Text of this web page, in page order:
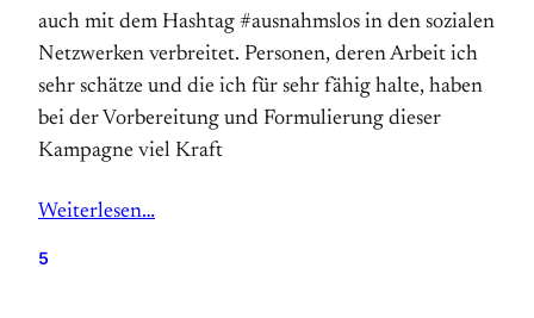
auch mit dem Hashtag ‪#‎ausnahmslos‬ in den sozialen
Netzwerken verbreitet. Personen, deren Arbeit ich
sehr schätze und die ich für sehr fähig halte, haben
bei der Vorbereitung und Formulierung dieser
Kampagne viel Kraft
Weiterlesen…
5